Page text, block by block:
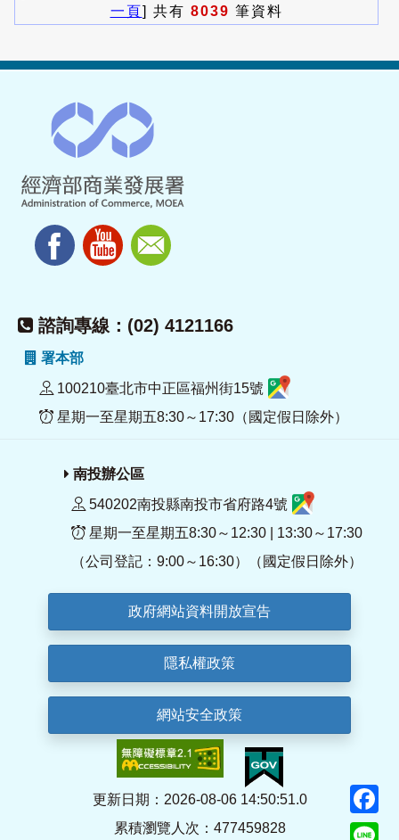
一頁] 共有 8039 筆資料
諮詢專線：(02) 4121166
署本部
100210臺北市中正區福州街15號
星期一至星期五8:30～17:30（國定假日除外）
南投辦公區
540202南投縣南投市省府路4號
星期一至星期五8:30～12:30 | 13:30～17:30
（公司登記：9:00～16:30）（國定假日除外）
政府網站資料開放宣告
隱私權政策
網站安全政策
更新日期：2026-08-06 14:50:51.0
累積瀏覽人次：477459828